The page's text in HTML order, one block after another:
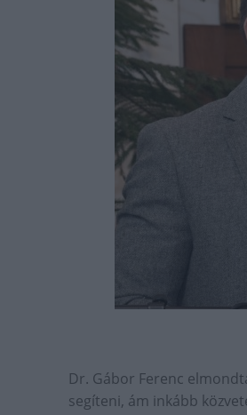
Dr. Gábor Ferenc
segíteni, ám inkább